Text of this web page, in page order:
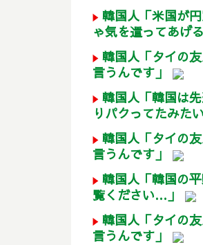
韓国人「米国が
ゃ気を遣ってあげ
韓国人「タイの
言うんです」
韓国人「韓国は
りパクってたみた
韓国人「タイの
言うんです」
韓国人「韓国の
覧ください…」
韓国人「タイの
言うんです」